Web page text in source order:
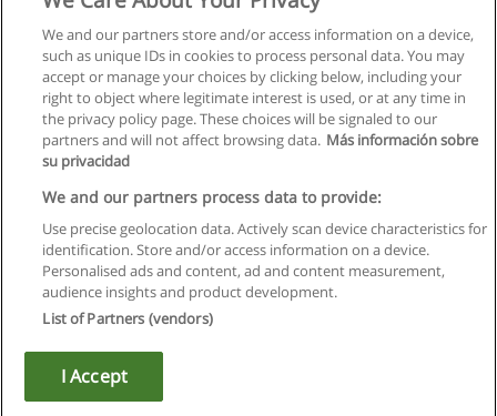
+ информация по E-mail
Правила пользования
Конфиденциальность информации
Напишите Educaedu
Copyright © Educaedu Business S.L. - CIF : B-95610580: -
We and our partners store and/or access information on a device,
such as unique IDs in cookies to process personal data. You may
accept or manage your choices by clicking below, including your
right to object where legitimate interest is used, or at any time in
the privacy policy page. These choices will be signaled to our
partners and will not affect browsing data. Más información sobre
su privacidad
We and our partners process data to provide:
Use precise geolocation data. Actively scan device characteristics for
identification. Store and/or access information on a device.
Personalised ads and content, ad and content measurement,
audience insights and product development.
List of Partners (vendors)
I Accept